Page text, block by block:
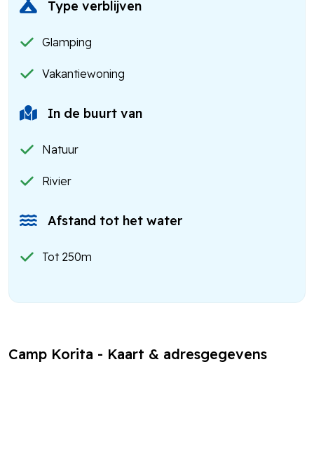
Type verblijven
Glamping
Vakantiewoning
In de buurt van
Natuur
Rivier
Afstand tot het water
Tot 250m
Camp Korita - Kaart & adresgegevens